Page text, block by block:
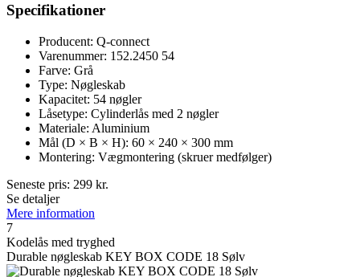
Specifikationer
Producent: Q-connect
Varenummer: 152.2450 54
Farve: Grå
Type: Nøgleskab
Kapacitet: 54 nøgler
Låsetype: Cylinderlås med 2 nøgler
Materiale: Aluminium
Mål (D × B × H): 60 × 240 × 300 mm
Montering: Vægmontering (skruer medfølger)
Seneste pris: 299 kr.
Se detaljer
Mere information
7
Kodelås med tryghed
Durable nøgleskab KEY BOX CODE 18 Sølv